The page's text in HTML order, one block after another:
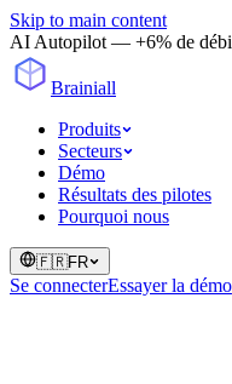
Skip to main content
AI Autopilot — +6% de
Brainiall
Produits
Secteurs
Démo
Résultats des pilotes
Pourquoi nous
🇫🇷FR
Se connecterEssayer la démo